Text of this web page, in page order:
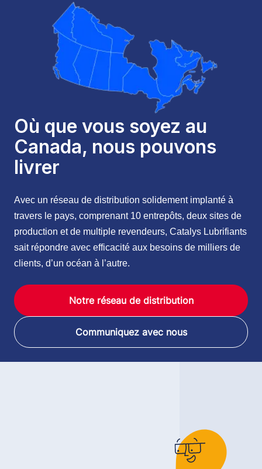
Où que vous soyez au
Canada, nous pouvons
livrer
Avec un réseau de distribution solidement implanté à
travers le pays, comprenant 10 entrepôts, deux sites de
production et de multiple revendeurs, Catalys Lubrifiants
sait répondre avec efficacité aux besoins de milliers de
clients, d’un océan à l’autre.
Notre réseau de distribution
Communiquez avec nous